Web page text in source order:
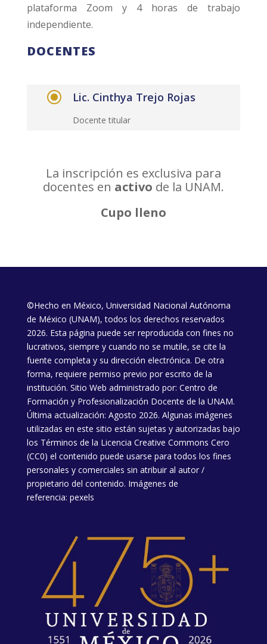
plataforma Zoom y 4 horas de trabajo
independiente.
DOCENTES
\ Lic. Cinthya Trejo Rojas
Docente titular
La inscripción es exclusiva para
docentes en activo de la UNAM.
Cupo lleno
©Hecho en México, Universidad Nacional Autónoma
de México (UNAM), todos los derechos reservados
2026. Esta página puede ser reproducida con fines no
lucrativos, siempre y cuando no se mutile, se cite la
fuente completa y su dirección electrónica. De otra
forma, requiere permiso previo por escrito de la
institución. Sitio Web administrado por: Centro de
Formación y Profesionalización Docente de la UNAM.
Última actualización: Agosto 2026. Algunas imágenes
utilizadas en este sitio están sujetas y autorizadas bajo
los Términos de la Licencia Creative Commons Cero
(CC0) el contenido puede usarse para todos los fines
personales y comerciales sin atribuir al autor /
propietario del contenido. Imágenes de
referencia: pexels